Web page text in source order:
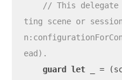
// This delegate
ting scene or
ead).
guard
let =